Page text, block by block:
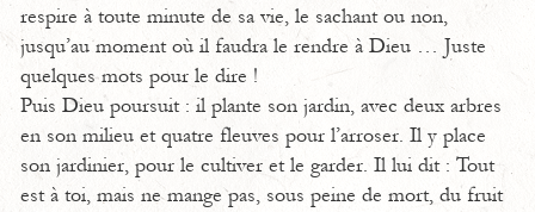
respire à toute minute de sa vie, le sachant ou non,
jusqu’au moment où il faudra le rendre à Dieu … Juste
quelques mots pour le dire !
Puis Dieu poursuit : il plante son jardin, avec deux arbres
en son milieu et quatre fleuves pour l’arroser. Il y place
son jardinier, pour le cultiver et le garder. Il lui dit : Tout
est à toi, mais ne mange pas, sous peine de mort, du fruit